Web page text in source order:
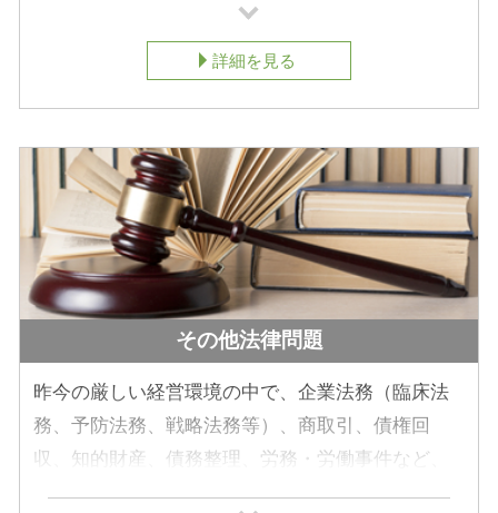
賃滞納や立ち退き交渉といった賃貸借のトラブ
ル、さらには複数人で所有する「共有持分」の処
状把握」と「事前の法的リスク管理」が何より重
要です。
権利関係が複雑に絡み合う不動産の問題だからこ
そ、確かな専門知識に基づくアプローチが必要で
す。大切な資産を守り、次世代へ健全な形で引き
継ぐためにも、まずは益満法律事務所へお気軽に
詳細を見る
その他法律問題
昨今の厳しい経営環境の中で、企業法務（臨床法
務、予防法務、戦略法務等）、商取引、債権回
収、知的財産、債務整理、労務・労働事件など、